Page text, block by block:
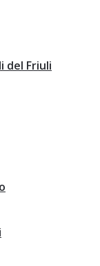
del Friuli